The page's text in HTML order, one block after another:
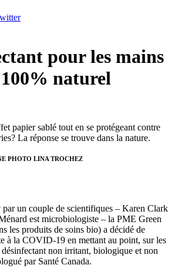
pour les mains
naturel
papier sablé tout en se protégeant contre
La réponse se trouve dans la nature.
PHOTO LINA TROCHEZ
un couple de scientifiques – Karen Clark
est microbiologiste – la PME Green
les produits de soins bio) a décidé de
à la COVID-19 en mettant au point, sur les
non irritant, biologique et non
par Santé Canada.